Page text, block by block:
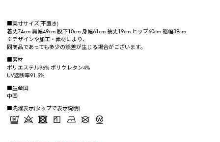
■実寸サイズ(平置き)
着丈74cm 肩幅49cm 股下10cm 身幅61cm 袖丈19cm ヒップ60cm 裾幅39cm
※デザインや加工・素材により、
同商品であっても多少の誤差が生じる場合がございます。
■素材
ポリエステル96% ポリウレタン4%
UV遮断率91.5%
■生産国
中国
■洗濯表示(タップで表示説明)